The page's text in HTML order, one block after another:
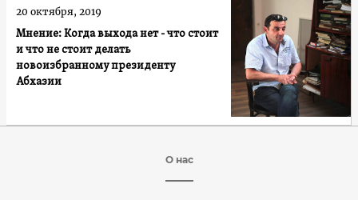
Мнение: Когда выхода нет - что стоит
и что не стоит делать
новоизбранному президенту
Абхазии
20 октября, 2019
О нас